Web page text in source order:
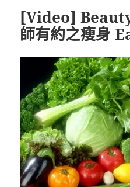
[Video]
師有約之瘦身